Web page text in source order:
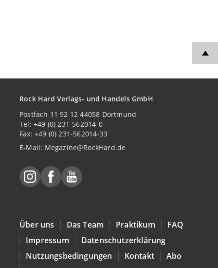
Rock Hard Verlags- und Handels GmbH
Postfach 11 92 12 44058 Dortmund
Tel: +49 (0) 231-562014-0
Fax: +49 (0) 231-562014-33
E-Mail: Megazine@RockHard.de
Über uns Das Team Praktikum
FAQ
Impressum
Datenschutzerklärung
Nutzungsbedingungen
Kontakt
Abo